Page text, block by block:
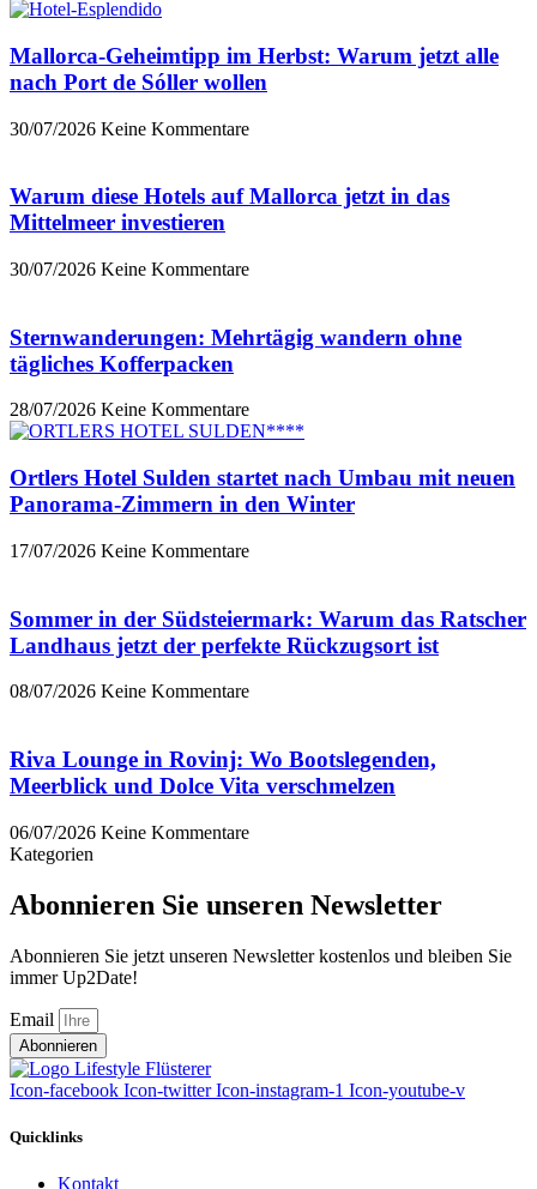
Mallorca-Geheimtipp im Herbst: Warum jetzt alle
nach Port de Sóller wollen
30/07/2026 Keine Kommentare
Warum diese Hotels auf Mallorca jetzt in das
Mittelmeer investieren
30/07/2026 Keine Kommentare
Sternwanderungen: Mehrtägig wandern ohne
tägliches Kofferpacken
28/07/2026 Keine Kommentare
Ortlers Hotel Sulden startet nach Umbau mit neuen
Panorama-Zimmern in den Winter
17/07/2026 Keine Kommentare
Sommer in der Südsteiermark: Warum das Ratscher
Landhaus jetzt der perfekte Rückzugsort ist
08/07/2026 Keine Kommentare
Riva Lounge in Rovinj: Wo Bootslegenden,
Meerblick und Dolce Vita verschmelzen
06/07/2026 Keine Kommentare
Kategorien
Abonnieren Sie unseren Newsletter
Abonnieren Sie jetzt unseren Newsletter kostenlos und bleiben Sie
immer Up2Date!
Email
Abonnieren
Icon-facebook Icon-twitter Icon-instagram-1 Icon-youtube-v
Quicklinks
Kontakt